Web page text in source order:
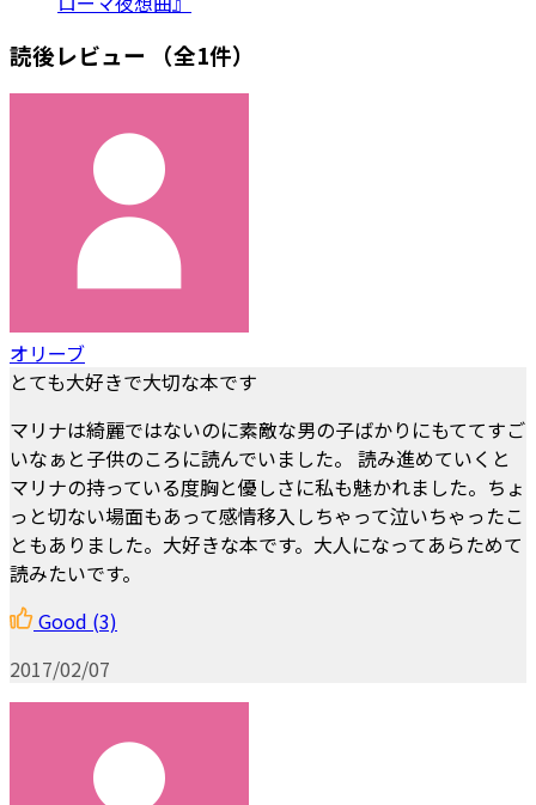
読後レビュー （全1件）
オリーブ
とても大好きで大切な本です
マリナは綺麗ではないのに素敵な男の子ばかりにもててすご
いなぁと子供のころに読んでいました。 読み進めていくと
マリナの持っている度胸と優しさに私も魅かれました。ちょ
っと切ない場面もあって感情移入しちゃって泣いちゃったこ
ともありました。大好きな本です。大人になってあらためて
読みたいです。
Good (3)
2017/02/07